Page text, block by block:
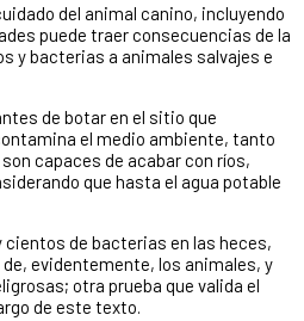
del animal canino, incluyendo
puede traer consecuencias de la
y bacterias a animales salvajes e
de botar en el sitio que
el medio ambiente, tanto
capaces de acabar con ríos,
que hasta el agua potable
cientos de bacterias en las heces,
evidentemente, los animales, y
otra prueba que valida el
de este texto.